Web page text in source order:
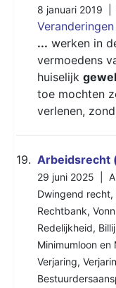
8 januari 2019 |
Veranderingen
... werken in
vermoedens
huiselijk
toe mochten
verlenen,
19. Arbeidsrecht
29 juni 2025 |
Dwingend recht,
Rechtbank,
Redelijkheid,
Minimumloon en
Verjaring,